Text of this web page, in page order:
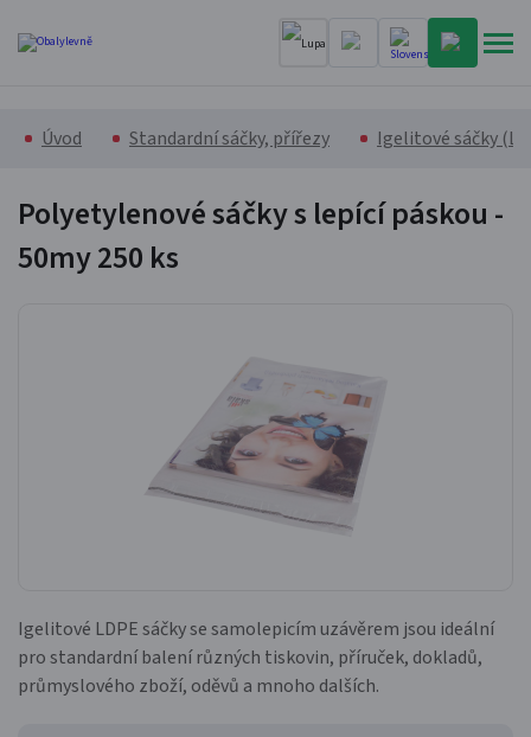
Úvod Standardní sáčky, přířezy Igelitové sáčky
Polyetylenové sáčky s lepící páskou -
50my250 ks
Igelitové LDPE sáčky se samolepicím uzávěrem jsou ideální
pro standardní balení různých tiskovin, příruček, dokladů,
průmyslového zboží, oděvů a mnoho dalších.